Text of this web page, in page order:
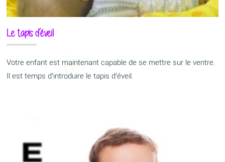
Le tapis d’éveil
Votre enfant est maintenant capable de se mettre sur le ventre.
Il est temps d’introduire le tapis d’éveil.